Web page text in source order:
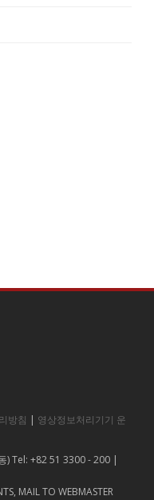
방침 | 영상정보처리기기 운
) Tel: +82 51 3300 - 200 |
MAIL TO WEBMASTER